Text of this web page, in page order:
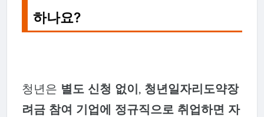
하나요?
청년은 별도 신청 없이, 청년일자리도약장
려금 참여 기업에 정규직으로 취업하면 자